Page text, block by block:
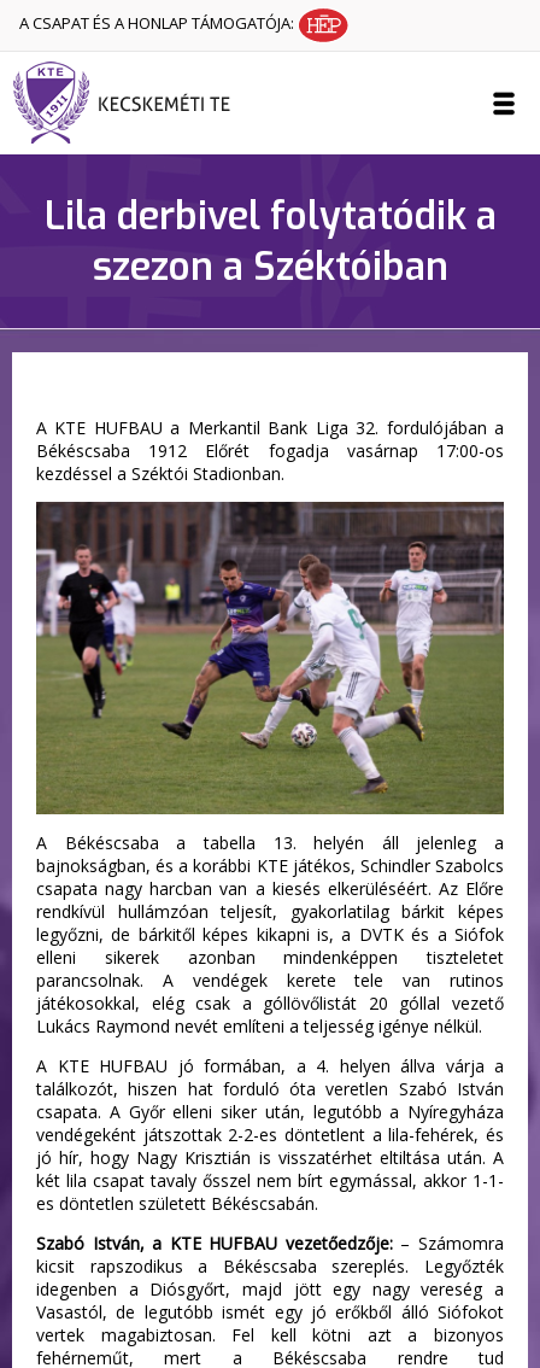
A CSAPAT ÉS A HONLAP TÁMOGATÓJA:
Lila derbivel folytatódik a
szezon a Széktóiban
A KTE HUFBAU a Merkantil Bank Liga 32. fordulójában a
Békéscsaba 1912 Előrét fogadja vasárnap 17:00-os
kezdéssel a Széktói Stadionban.
A Békéscsaba a tabella 13. helyén áll jelenleg a
bajnokságban, és a korábbi KTE játékos, Schindler Szabolcs
csapata nagy harcban van a kiesés elkerüléséért. Az Előre
rendkívül hullámzóan teljesít, gyakorlatilag bárkit képes
legyőzni, de bárkitől képes kikapni is, a DVTK és a Siófok
elleni sikerek azonban mindenképpen tiszteletet
parancsolnak. A vendégek kerete tele van rutinos
játékosokkal, elég csak a góllövőlistát 20 góllal vezető
Lukács Raymond nevét említeni a teljesség igénye nélkül.
A KTE HUFBAU jó formában, a 4. helyen állva várja a
találkozót, hiszen hat forduló óta veretlen Szabó István
csapata. A Győr elleni siker után, legutóbb a Nyíregyháza
vendégeként játszottak 2-2-es döntetlent a lila-fehérek, és
jó hír, hogy Nagy Krisztián is visszatérhet eltiltása után. A
két lila csapat tavaly ősszel nem bírt egymással, akkor 1-1-
es döntetlen született Békéscsabán.
Szabó István, a KTE HUFBAU vezetőedzője:– Számomra
kicsit rapszodikus a Békéscsaba szereplés. Legyőzték
idegenben a Diósgyőrt, majd jött egy nagy vereség a
Vasastól, de legutóbb ismét egy jó erőkből álló Siófokot
vertek magabiztosan. Fel kell kötni azt a bizonyos
fehérneműt, mert a Békéscsaba rendre tud